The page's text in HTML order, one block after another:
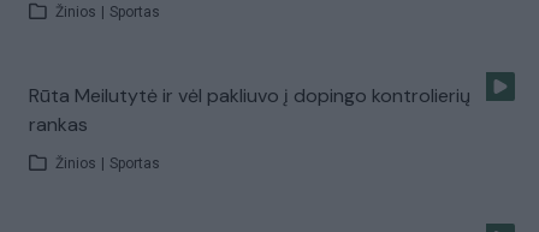
Žinios | Sportas
Rūta Meilutytė ir vėl pakliuvo į dopingo kontrolierių
rankas
Žinios | Sportas